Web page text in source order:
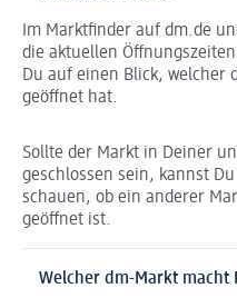
Im Marktfinder auf dm.de
die aktuellen
Du auf einen Blick, welcher
geöffnet hat.
Sollte der Markt in Deiner
geschlossen sein, kannst
schauen, ob ein anderer
geöffnet ist.
Welcher dm-Markt macht